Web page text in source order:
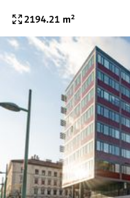
2194.21 m²